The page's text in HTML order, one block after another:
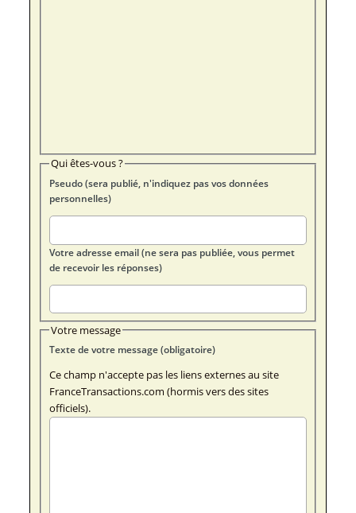
Qui êtes-vous ?
Pseudo (sera publié, n'indiquez pas vos données
personnelles)
Votre adresse email (ne sera pas publiée, vous permet
de recevoir les réponses)
Votre message
Texte de votre message (obligatoire)
Ce champ n'accepte pas les liens externes au site
FranceTransactions.com (hormis vers des sites
officiels).